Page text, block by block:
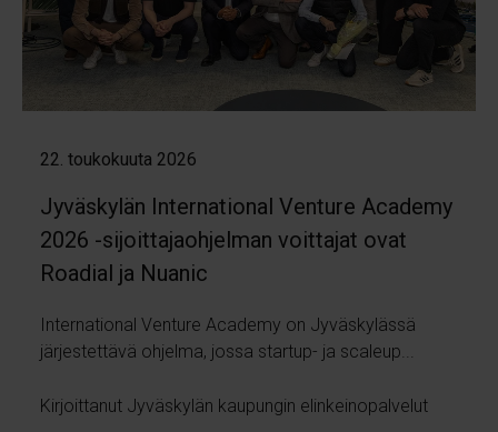
22. toukokuuta 2026
Jyväskylän International Venture Academy
2026 -sijoittajaohjelman voittajat ovat
Roadial ja Nuanic
International Venture Academy on Jyväskylässä
järjestettävä ohjelma, jossa startup- ja scaleup...
Kirjoittanut Jyväskylän kaupungin elinkeinopalvelut